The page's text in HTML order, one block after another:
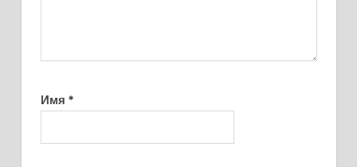
Имя *